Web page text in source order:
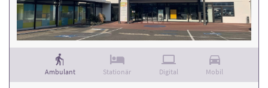
Ambulant Stationär Digital Mobil